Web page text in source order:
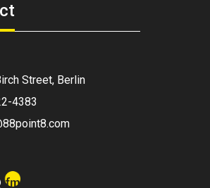
Street, Berlin
4383